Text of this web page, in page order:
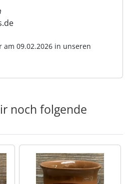
09.02.2026 in unseren
noch folgende
- navigieren Sie mit der Tab-